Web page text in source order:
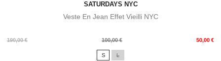
SATURDAYS NYC
Veste En Jean Effet Vieilli NYC
190,00 €
Prix
100,00 € 50,00 €
Prix
S L